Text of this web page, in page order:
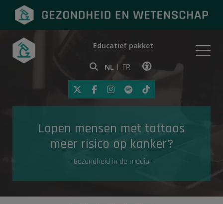
Onderwerpen
Gezondheid in de media
Educatief pakket
NL FR
Klik op deze link om
Lopen mensen met tattoos
meer risico op kanker?
- Gezondheid in de media -